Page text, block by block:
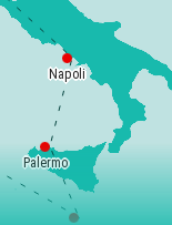
Napoli
Palermo